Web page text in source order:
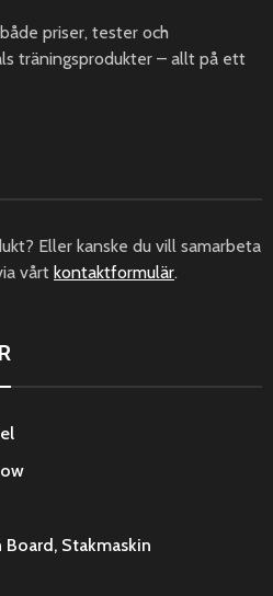
priser, tester och
träningsprodukter – allt på ett
Eller kanske du vill samarbeta
vårt kontaktformulär.
Stakmaskin